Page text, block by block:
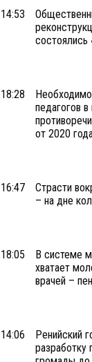
14:53
состоялись
18:28
педагогов
от 2020
16:47
Страсти
– на дне
18:05
В системе
хватает
врачей –
14:06
Ренийский
разработку